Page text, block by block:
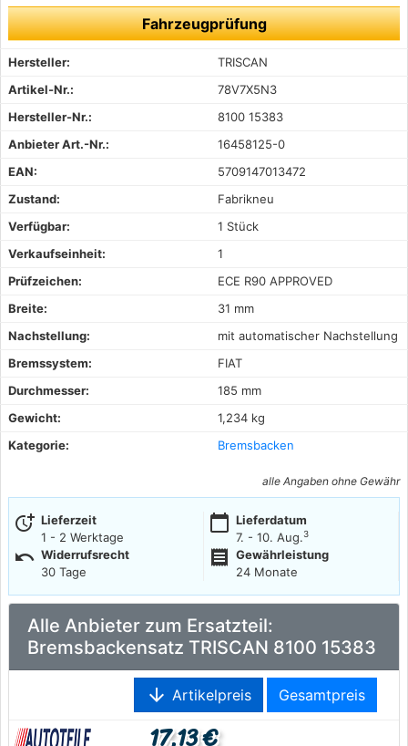
Fahrzeugprüfung
Hersteller:
TRISCAN
Artikel-Nr.:
78V7X5N3
Hersteller-Nr.:
8100 15383
Anbieter Art.-Nr.:
16458125-0
EAN:
5709147013472
Zustand:
Fabrikneu
Verfügbar:
1 Stück
Verkaufseinheit:
1
Prüfzeichen:
ECE R90 APPROVED
Breite:
31 mm
Nachstellung:
mit automatischer Nachstellung
Bremssystem:
FIAT
Durchmesser:
185 mm
Gewicht:
1,234 kg
Kategorie:
Bremsbacken
alle Angaben ohne Gewähr
more_time Lieferzeit
1 - 2 Werktage
calendar_today Lieferdatum
7. - 10. Aug.3
undo Widerrufsrecht
30 Tage
receipt
Gewährleistung
24 Monate
Alle Anbieter zum Ersatzteil:
Bremsbackensatz TRISCAN 8100 15383
arrow_downward Artikelpreis Gesamtpreis
17,13 €